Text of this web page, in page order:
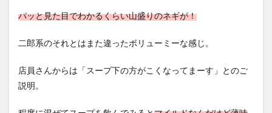
パッと見た目でわかるくらい山盛りのネギが！
二郎系のそれとはまた違ったボリューミーな感じ。
店員さんからは「スープ下の方がこくなってまーす」とのご
説明。